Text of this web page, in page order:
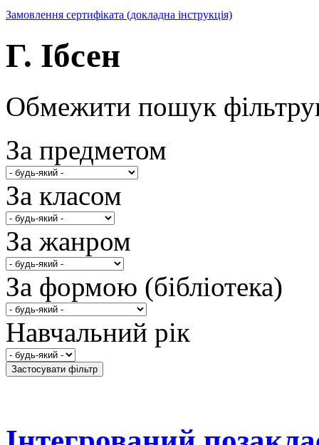
Замовлення сертифіката (докладна інструкція)
Г. Ібсен
Обмежити пошук
За предметом
За класом
За жанром
За формою (бібліотека)
Навчальний рік